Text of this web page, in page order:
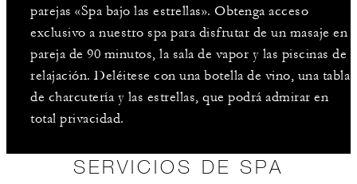
parejas «Spa bajo las estrellas». Obtenga acceso
exclusivo a nuestro spa para disfrutar de un masaje en
pareja de 90 minutos, la sala de vapor y las piscinas de
relajación. Deléitese con una botella de vino, una tabla
de charcutería y las estrellas, que podrá admirar en
total privacidad.
SERVICIOS DE SPA